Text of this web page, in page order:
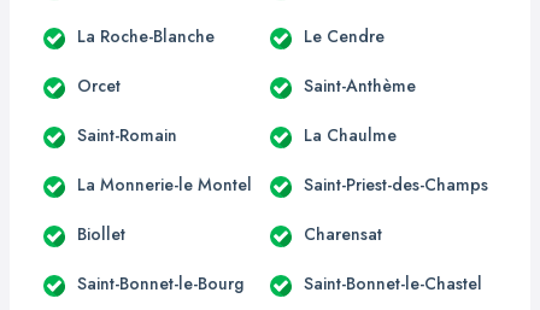
La Roche-Blanche Le Cendre
Orcet Saint-Anthème
Saint-Romain La Chaulme
La Monnerie-le Montel Saint-Priest-des-Champs
Biollet Charensat
Saint-Bonnet-le-Bourg Saint-Bonnet-le-Chastel